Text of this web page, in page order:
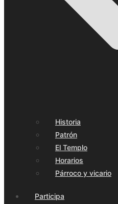
Historia
Patrón
El Templo
Horarios
Párroco y vicario
Participa